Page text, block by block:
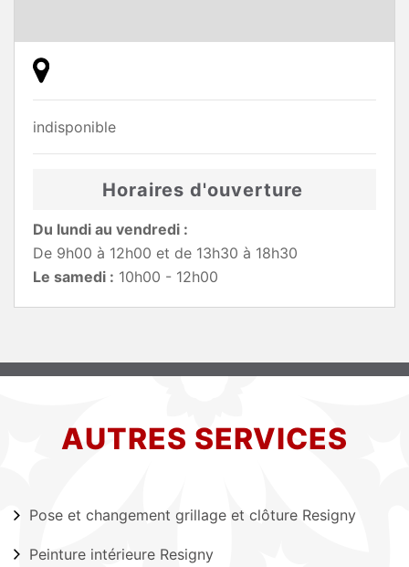
indisponible
Horaires d'ouverture
Du lundi au vendredi :
De 9h00 à 12h00 et de 13h30 à 18h30
Le samedi : 10h00 - 12h00
AUTRES SERVICES
Pose et changement grillage et clôture Resigny
Peinture intérieure Resigny